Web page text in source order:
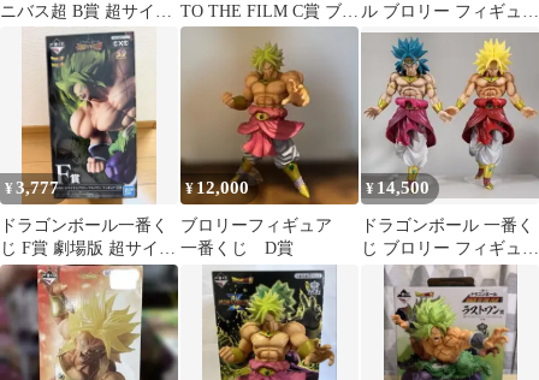
ニバス超 B賞 超サイヤ
人ブロリー新品未開封
TO THE FILM C賞 ブロ
リー フィギュア
ル ブロリー フィギュア
箱あり
¥3,777
ドラゴンボール一番く
じ F賞 劇場版 超サイヤ
人ブロリーフルパワー
¥12,000
ブロリーフィギュア
一番くじ D賞
¥14,500
ドラゴンボール 一番く
じ ブロリー フィギュア
2体セット